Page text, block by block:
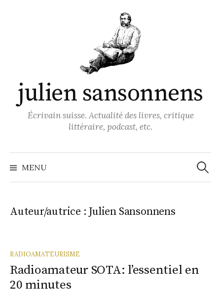
e
n
u
julien sansonnens
Écrivain suisse. Actualité des livres, critique
littéraire, podcast, etc.
MENU e
c
Auteur/autrice : Julien Sansonnens
RADIOAMATEURISME
Radioamateur SOTA: l’essentiel en
20 minutes